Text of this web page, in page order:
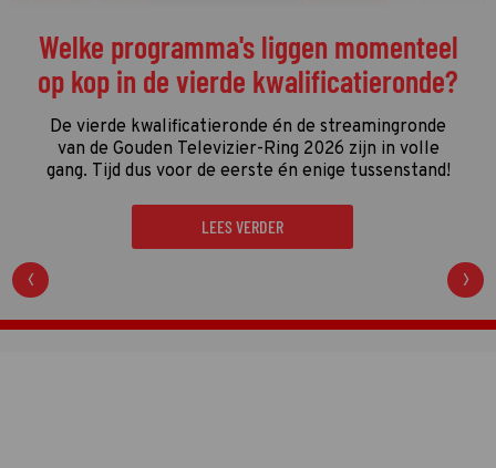
Welke programma's liggen momenteel
op kop in de vierde kwalificatieronde?
De vierde kwalificatieronde én de streamingronde
van de Gouden Televizier-Ring 2026 zijn in volle
gang. Tijd dus voor de eerste én enige tussenstand!
LEES VERDER